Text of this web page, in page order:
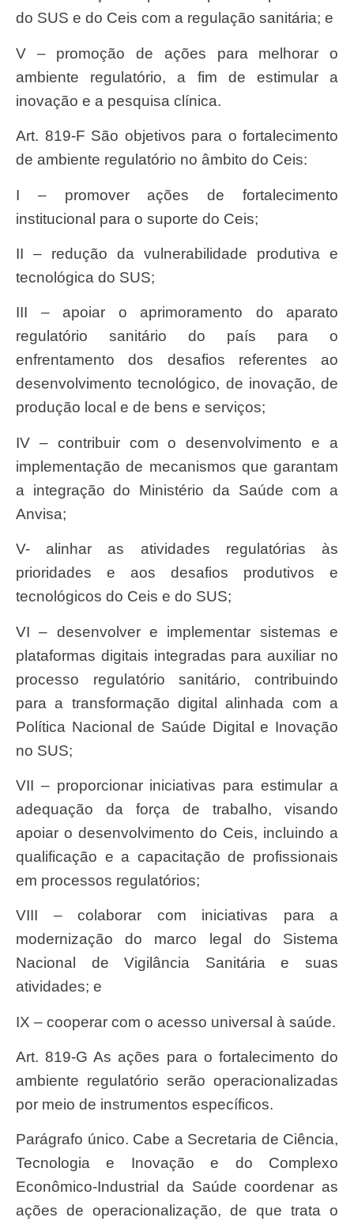
do SUS e do Ceis com a regulação sanitária; e
V – promoção de ações para melhorar o
ambiente regulatório, a fim de estimular a
inovação e a pesquisa clínica.
Art. 819-F São objetivos para o fortalecimento
de ambiente regulatório no âmbito do Ceis:
I – promover ações de fortalecimento
institucional para o suporte do Ceis;
II – redução da vulnerabilidade produtiva e
tecnológica do SUS;
III – apoiar o aprimoramento do aparato
regulatório sanitário do país para o
enfrentamento dos desafios referentes ao
desenvolvimento tecnológico, de inovação, de
produção local e de bens e serviços;
IV – contribuir com o desenvolvimento e a
implementação de mecanismos que garantam
a integração do Ministério da Saúde com a
Anvisa;
V- alinhar as atividades regulatórias às
prioridades e aos desafios produtivos e
tecnológicos do Ceis e do SUS;
VI – desenvolver e implementar sistemas e
plataformas digitais integradas para auxiliar no
processo regulatório sanitário, contribuindo
para a transformação digital alinhada com a
Política Nacional de Saúde Digital e Inovação
no SUS;
VII – proporcionar iniciativas para estimular a
adequação da força de trabalho, visando
apoiar o desenvolvimento do Ceis, incluindo a
qualificação e a capacitação de profissionais
em processos regulatórios;
VIII – colaborar com iniciativas para a
modernização do marco legal do Sistema
Nacional de Vigilância Sanitária e suas
atividades; e
IX – cooperar com o acesso universal à saúde.
Art. 819-G As ações para o fortalecimento do
ambiente regulatório serão operacionalizadas
por meio de instrumentos específicos.
Parágrafo único. Cabe a Secretaria de Ciência,
Tecnologia e Inovação e do Complexo
Econômico-Industrial da Saúde coordenar as
ações de operacionalização, de que trata o